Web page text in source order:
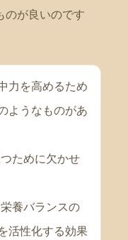
のが良いのです
力を高めるため
ようなものがあ
ために欠かせ
養バランスの
活性化する効果